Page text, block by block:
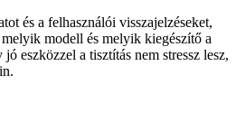
és a felhasználói visszajelzéseket,
modell és melyik kiegészítő a
eszközzel a tisztítás nem stressz lesz,